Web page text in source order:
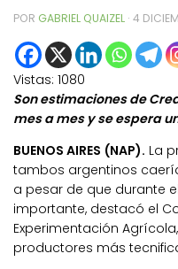
POR GABRIEL QUAIZEL · 4
Vistas: 1080
Son estimaciones de
mes a mes y se espera
BUENOS AIRES (NAP). La
tambos argentinos
a pesar de que durante
importante, destacó el
Experimentación
productores más